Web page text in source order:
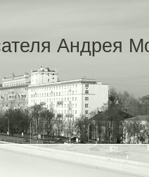
Андрея